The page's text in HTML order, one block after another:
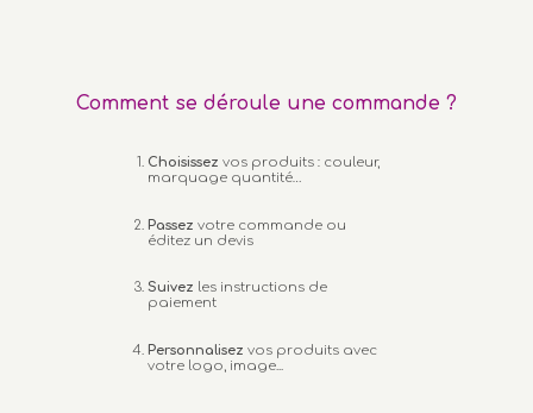
Comment se déroule une commande ?
Choisissez vos produits : couleur,
marquage quantité…
Passez votre commande ou
éditez un devis
Suivez les instructions de
paiement
Personnalisez vos produits avec
votre logo, image...